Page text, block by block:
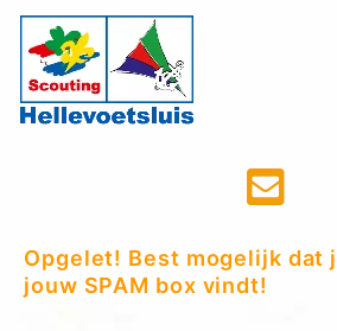
Opgelet! Best mogelijk dat
jouw SPAM box vindt!